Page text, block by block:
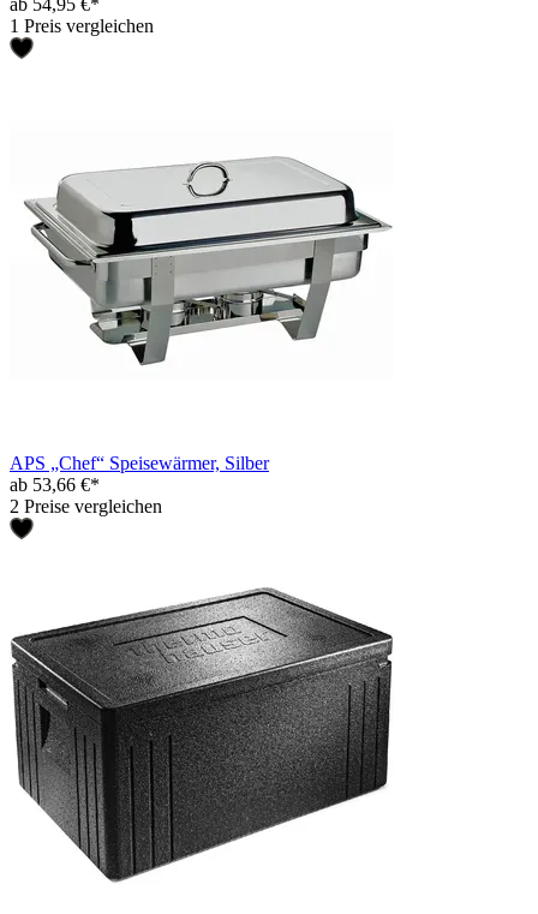
1 Preis vergleichen
APS „Chef“ Speisewärmer, Silber
ab 53,66 €*
2 Preise vergleichen